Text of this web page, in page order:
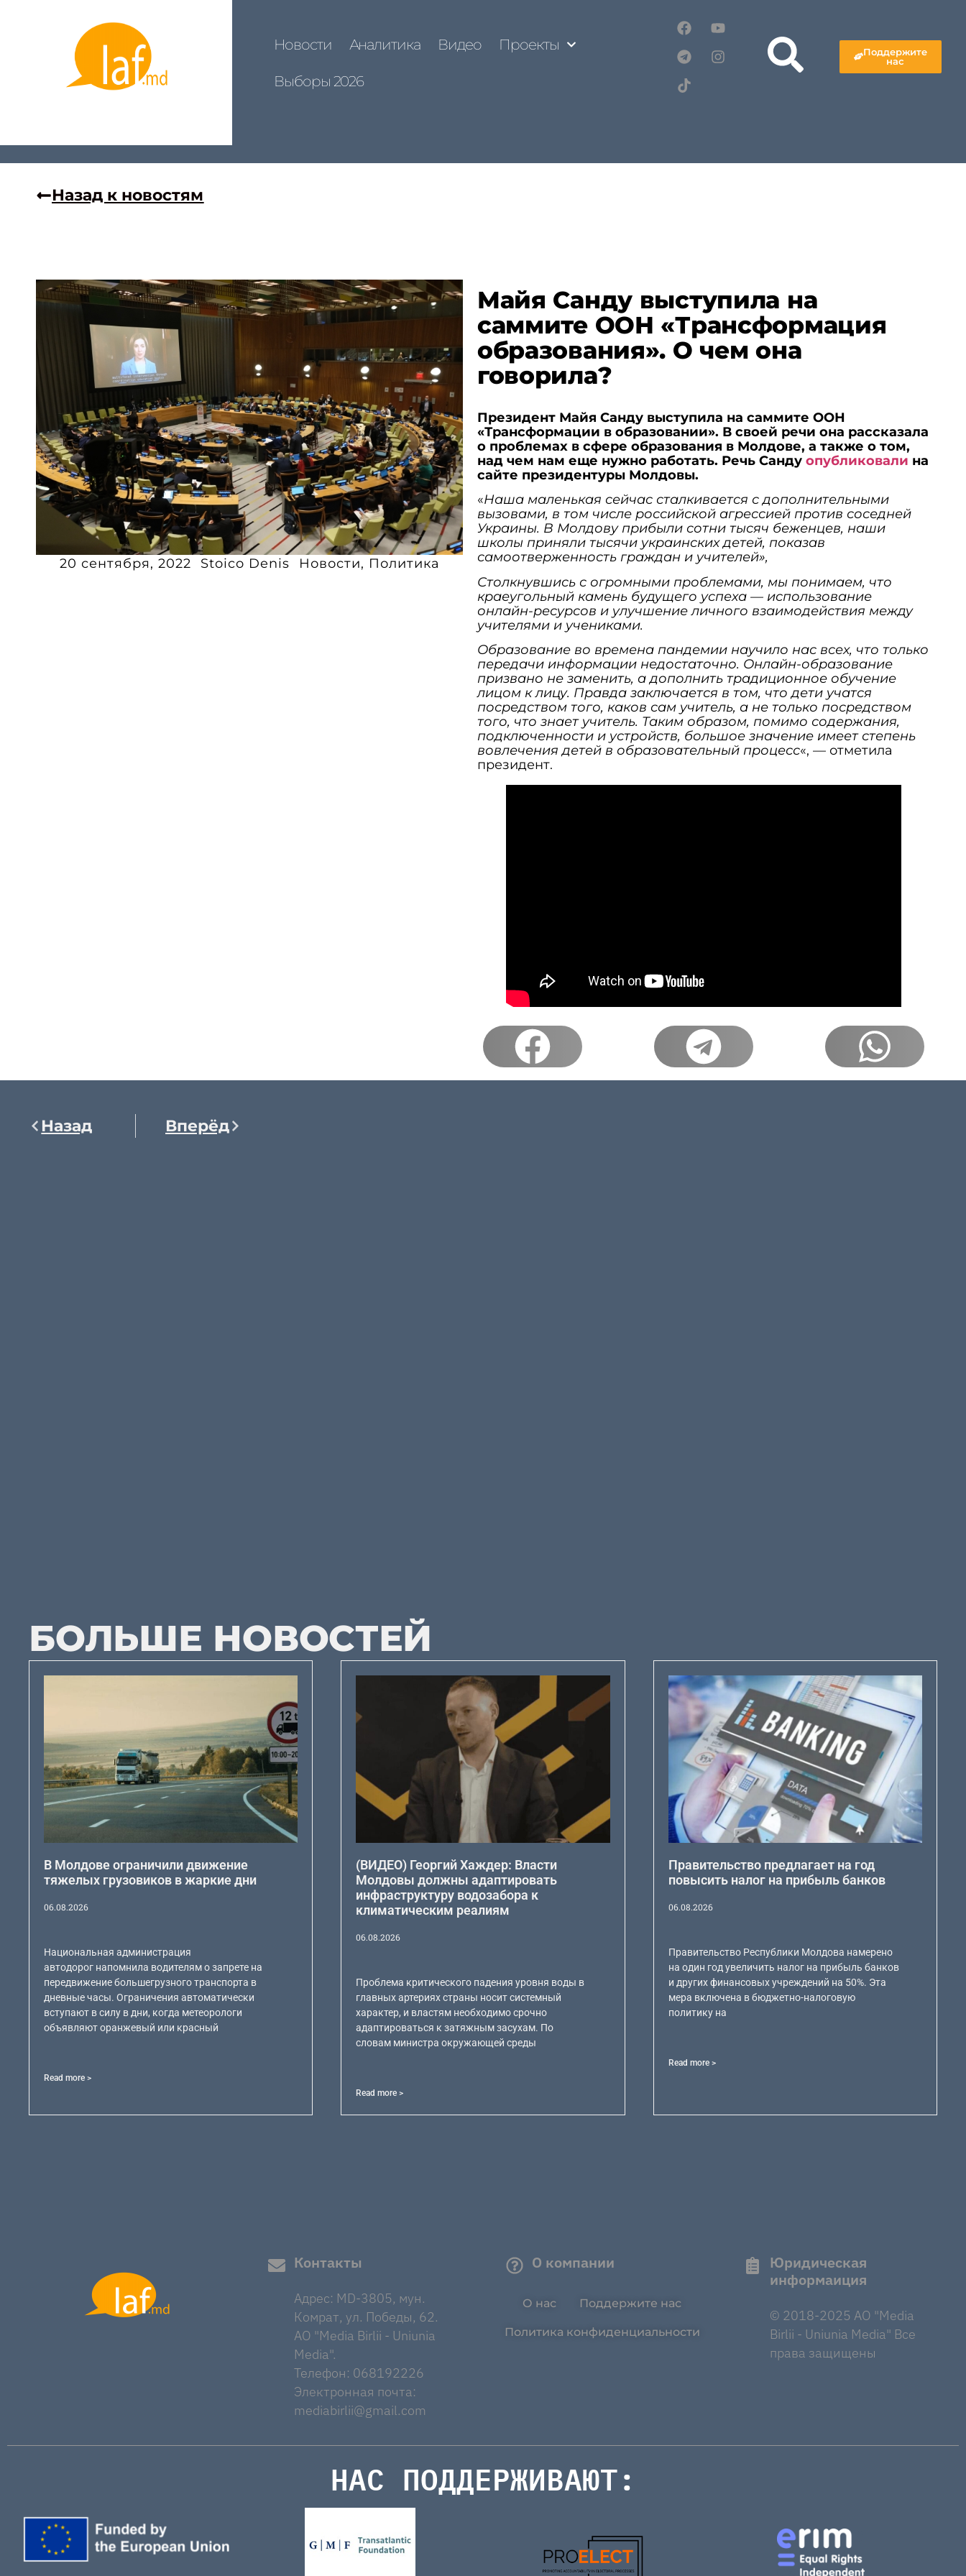
Новости Аналитика Видео Проекты
Выборы 2026
Поддержите
нас
Назад к новостям
20 сентября, 2022 Stoico Denis Новости, Политика
Майя Санду выступила на
саммите ООН «Трансформация
образования». О чем она
говорила?
Президент Майя Санду выступила на саммите ООН
«Трансформации в образовании». В своей речи она рассказала
о проблемах в сфере образования в Молдове, а также о том,
над чем нам еще нужно работать. Речь Санду опубликовали на
сайте президентуры Молдовы.
«Наша маленькая сейчас сталкивается с дополнительными
вызовами, в том числе российской агрессией против соседней
Украины. В Молдову прибыли сотни тысяч беженцев, наши
школы приняли тысячи украинских детей, показав
самоотверженность граждан и учителей»,
Столкнувшись с огромными проблемами, мы понимаем, что
краеугольный камень будущего успеха — использование
онлайн-ресурсов и улучшение личного взаимодействия между
учителями и учениками.
Образование во времена пандемии научило нас всех, что только
передачи информации недостаточно. Онлайн-образование
призвано не заменить, а дополнить традиционное обучение
лицом к лицу. Правда заключается в том, что дети учатся
посредством того, каков сам учитель, а не только посредством
того, что знает учитель. Таким образом, помимо содержания,
подключенности и устройств, большое значение имеет степень
вовлечения детей в образовательный процесс«, — отметила
президент.
Назад Вперёд
БОЛЬШЕ НОВОСТЕЙ
В Молдове ограничили движение
тяжелых грузовиков в жаркие дни
06.08.2026
Национальная администрация
автодорог напомнила водителям о запрете на
передвижение большегрузного транспорта в
дневные часы. Ограничения автоматически
вступают в силу в дни, когда метеорологи
объявляют оранжевый или красный
Read more >
(ВИДЕО) Георгий Хаждер: Власти
Молдовы должны адаптировать
инфраструктуру водозабора к
климатическим реалиям
06.08.2026
Проблема критического падения уровня воды в
главных артериях страны носит системный
характер, и властям необходимо срочно
адаптироваться к затяжным засухам. По
словам министра окружающей среды
Read more >
Правительство предлагает на год
повысить налог на прибыль банков
06.08.2026
Правительство Республики Молдова намерено
на один год увеличить налог на прибыль банков
и других финансовых учреждений на 50%. Эта
мера включена в бюджетно-налоговую
политику на
Read more >
Контакты
Адрес: MD-3805, мун.
Комрат, ул. Победы, 62.
AO "Media Birlii - Uniunia
Media".
Телефон: 068192226
Электронная почта:
mediabirlii@gmail.com
О компании
О нас Поддержите нас
Политика конфиденциальности
Юридическая
информаиция
© 2018-2025 AO "Media
Birlii - Uniunia Media" Все
права защищены
НАС ПОДДЕРЖИВАЮТ: